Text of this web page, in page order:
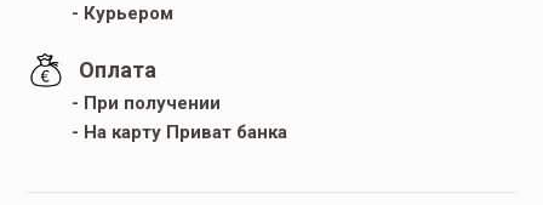
- Курьером
Оплата
- При получении
- На карту Приват банка